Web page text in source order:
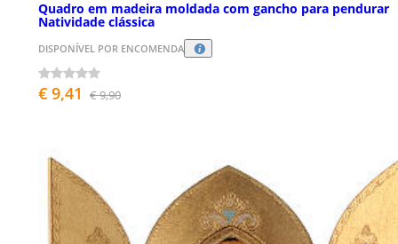
Quadro em madeira moldada com gancho para pendurar
Natividade clássica
DISPONÍVEL POR ENCOMENDA
€ 9,41 € 9,90